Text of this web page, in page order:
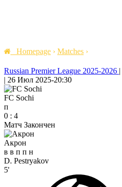
Homepage › Matches ›
Russian Premier League 2025-2026 |
| 26 Июл 2025-20:30
FC Sochi
п
0 : 4
Матч Закончен
Акрон
в в п п н
D. Pestryakov
5'